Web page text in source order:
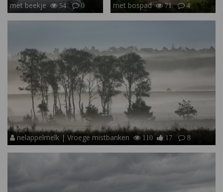
met beekje 54 0 met bospad 71 4
nelappelmelk | Vroege mistbanken 110 17 8